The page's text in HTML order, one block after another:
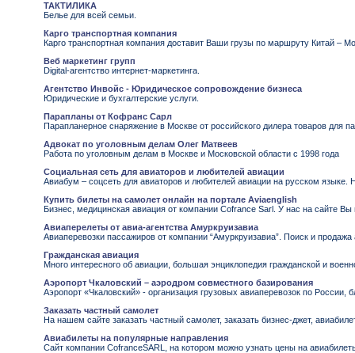
ТАКТИЛИКА
Белье для всей семьи.
Карго транспортная компания
Карго транспортная компания доставит Ваши грузы по маршруту Китай –
Веб маркетинг групп
Digital-агентство интернет-маркетинга.
Агентство Инвойс - Юридическое сопровождение бизнеса
Юридические и бухгалтерские услуги.
Парапланы от Кофранс Сарл
Парапланерное снаряжение в Москве от российского дилера товаров для
Адвокат по уголовным делам Олег Матвеев
Работа по уголовным делам в Москве и Московской области с 1998 года
Социальная сеть для авиаторов и любителей авиации
Авиабум – соцсеть для авиаторов и любителей авиации на русском
Купить билеты на самолет онлайн на портале Aviaenglish
Бизнес, медицинская авиация от компании Cofrance Sarl. У нас на сайте
Авиаперелеты от авиа-агентства Амуркруизавиа
Авиаперевозки пассажиров от компании “Амуркруизавиа”. Поиск и
Гражданская авиация
Много интересного об авиации, большая энциклопедия гражданской и
Аэропорт Чкаловский – аэродром совместного базирования
Аэропорт «Чкаловский» - организация грузовых авиаперевозок по
Заказать частный самолет
На нашем сайте заказать частный самолет, заказать бизнес-джет,
Авиабилеты на популярные направления
Сайт компании CofranceSARL, на котором можно узнать цены на